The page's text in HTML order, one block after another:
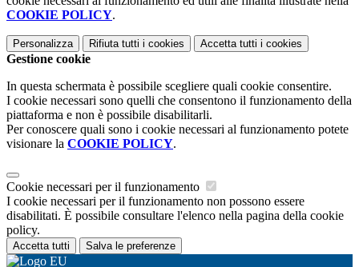
COOKIE POLICY.
Personalizza Rifiuta tutti i cookies Accetta tutti i cookies
Gestione cookie
In questa schermata è possibile scegliere quali cookie consentire.
I cookie necessari sono quelli che consentono il funzionamento della
piattaforma e non è possibile disabilitarli.
Per conoscere quali sono i cookie necessari al funzionamento potete
visionare la COOKIE POLICY.
Cookie necessari per il funzionamento
I cookie necessari per il funzionamento non possono essere
disabilitati. È possibile consultare l'elenco nella pagina della cookie
policy.
Accetta tutti Salva le preferenze